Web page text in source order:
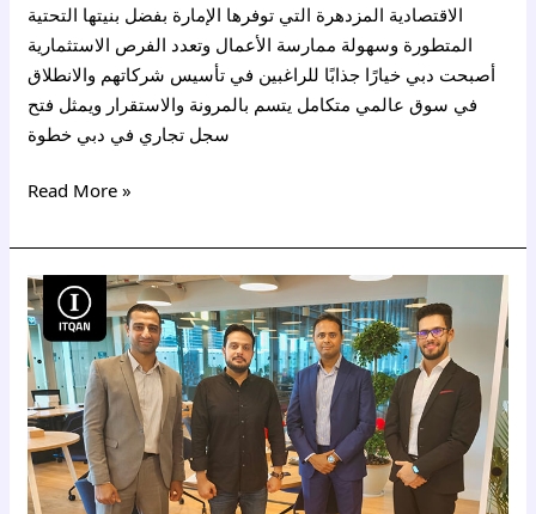
الاقتصادية المزدهرة التي توفرها الإمارة بفضل بنيتها التحتية
المتطورة وسهولة ممارسة الأعمال وتعدد الفرص الاستثمارية
أصبحت دبي خيارًا جذابًا للراغبين في تأسيس شركاتهم والانطلاق
في سوق عالمي متكامل يتسم بالمرونة والاستقرار ويمثل فتح
سجل تجاري في دبي خطوة
Read More »
فتح
سجل
تجاري
دبي
للاجانب